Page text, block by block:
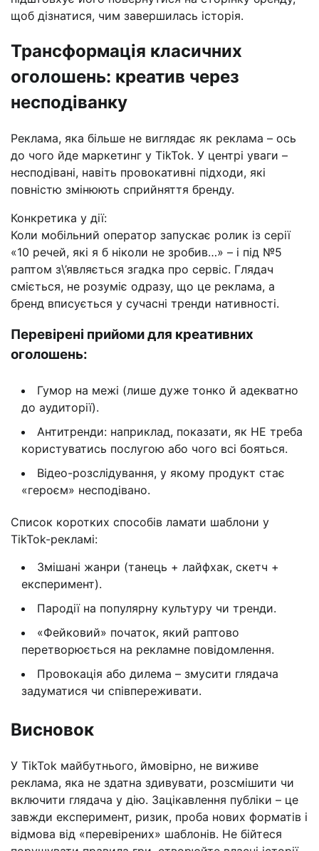
щоб дізнатися, чим завершилась історія.
Трансформація класичних
оголошень: креатив через
несподіванку
Реклама, яка більше не виглядає як реклама – ось
до чого йде маркетинг у TikTok. У центрі уваги –
несподівані, навіть провокативні підходи, які
повністю змінюють сприйняття бренду.
Конкретика у дії:
Коли мобільний оператор запускає ролик із серії
«10 речей, які я б ніколи не зробив…» – і під №5
раптом з\’являється згадка про сервіс. Глядач
сміється, не розуміє одразу, що це реклама, а
бренд вписується у сучасні тренди нативності.
Перевірені прийоми для креативних
оголошень:
Гумор на межі (лише дуже тонко й адекватно
до аудиторії).
Антитренди: наприклад, показати, як НЕ треба
користуватись послугою або чого всі бояться.
Відео-розслідування, у якому продукт стає
«героєм» несподівано.
Список коротких способів ламати шаблони у
TikTok-рекламі:
Змішані жанри (танець + лайфхак, скетч +
експеримент).
Пародії на популярну культуру чи тренди.
«Фейковий» початок, який раптово
перетворюється на рекламне повідомлення.
Провокація або дилема – змусити глядача
задуматися чи співпереживати.
Висновок
У TikTok майбутнього, ймовірно, не виживе
реклама, яка не здатна здивувати, розсмішити чи
включити глядача у дію. Зацікавлення публіки – це
завжди експеримент, ризик, проба нових форматів і
відмова від «перевірених» шаблонів. Не бійтеся